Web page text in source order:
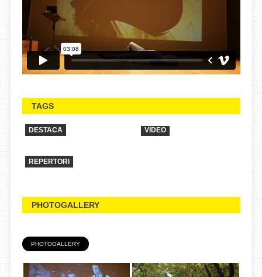
TAGS
DESTACA
REPERTORI
VÍDEO
PHOTOGALLERY
PHOTOGALLERY